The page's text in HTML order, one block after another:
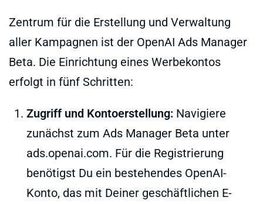
Zentrum für die Erstellung und Verwaltung
aller Kampagnen ist der OpenAI Ads Manager
Beta. Die Einrichtung eines Werbekontos
erfolgt in fünf Schritten:
Zugriff und Kontoerstellung: Navigiere
zunächst zum Ads Manager Beta unter
ads.openai.com. Für die Registrierung
benötigst Du ein bestehendes OpenAI-
Konto, das mit Deiner geschäftlichen E-